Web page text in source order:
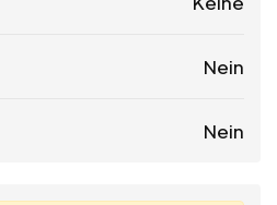
Nein
Nein